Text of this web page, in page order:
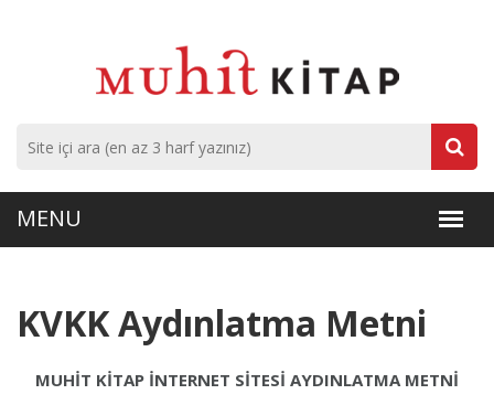
KVKK Aydınlatma Metni
MUHİT KİTAP İNTERNET SİTESİ AYDINLATMA METNİ